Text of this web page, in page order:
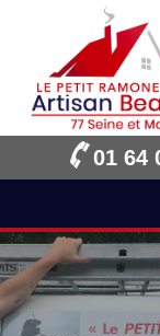
01 64